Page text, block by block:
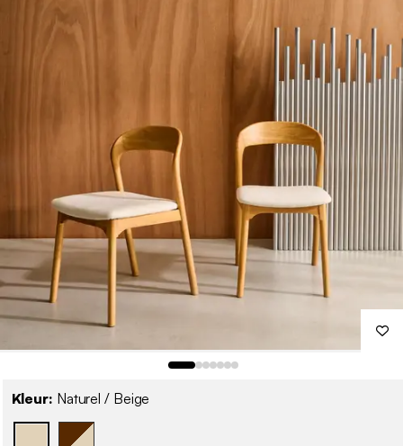
Kleur: Naturel / Beige